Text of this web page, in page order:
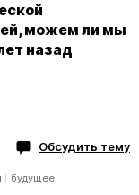
можем ли мы
назад
Обсудить тему
будущее